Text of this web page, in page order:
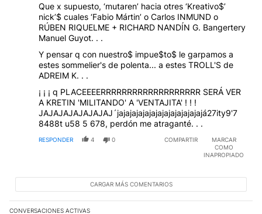
Que x supuesto, ‘mutaren’ hacia otres ‘Kreativo$’
nick’$ cuales ‘Fabio Mártin’ o Carlos INMUND o
RÚBEN RIQUELME + RICHARD NANDÍN G. Bangertery
Manuel Guyot. . .
Y pensar q con nuestro$ impue$to$ le garpamos a
estes sommelier's de polenta... a estes TROLL'S de
ADREIM K. . .
¡ ¡ ¡ q PLACEEEERRRRRRRRRRRRRRRRRRR SERÁ VER
A KRETIN 'MILITANDO' A 'VENTAJITA' ! ! !
JAJAJAJAJAJAJAJ´jajajajajajajajajajajajajajá27ity9'7
8488t u58 5 678, perdón me atraganté. . .
RESPONDER 4 0 COMPARTIR
MARCAR
COMO
INAPROPIADO
CARGAR MÁS COMENTARIOS
CONVERSACIONES ACTIVAS